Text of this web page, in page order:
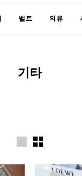
벨트 의류
기타